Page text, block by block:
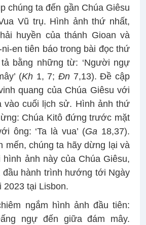
chúng ta đến gần Chúa Giêsu
Vũ trụ. Hình ảnh thứ nhất,
huyền của thánh Gioan và
en tiên báo trong bài đọc thứ
bằng những từ: ‘Người ngự
(Kh1, 7; Đn7,13). Đề cập
quang của Chúa Giêsu với
vào cuối lịch sử. Hình ảnh thứ
Chúa Kitô đứng trước mặt
ông: ‘Ta là vua’ (Ga 18,37).
mến, chúng ta hãy dừng lại và
hình ảnh này của Chúa Giêsu,
đầu hành trình hướng tới Ngày
tại Lisbon.
ngắm hình ảnh đầu tiên:
ngự đến giữa đám mây.